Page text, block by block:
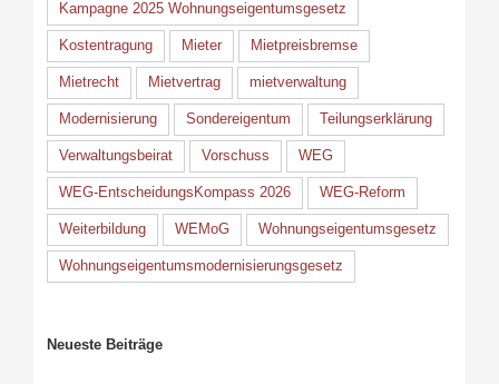
Kampagne 2025 Wohnungseigentumsgesetz
Kostentragung Mieter Mietpreisbremse
Mietrecht Mietvertrag mietverwaltung
Modernisierung Sondereigentum Teilungserklärung
Verwaltungsbeirat Vorschuss WEG
WEG-EntscheidungsKompass 2026 WEG-Reform
Weiterbildung WEMoG Wohnungseigentumsgesetz
Wohnungseigentumsmodernisierungsgesetz
Neueste Beiträge